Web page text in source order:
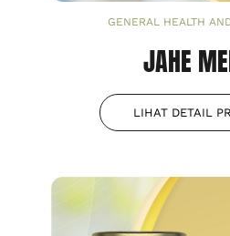
GENERAL HEALTH
JAHE
LIHAT DETAIL